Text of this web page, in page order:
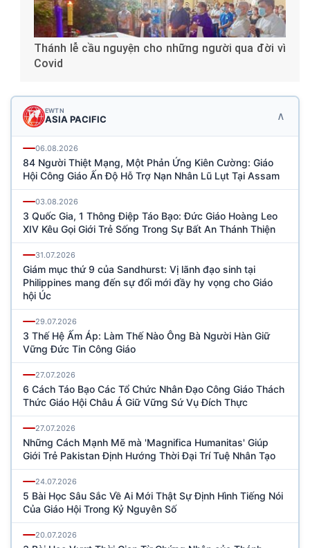
Thánh lễ cầu nguyện cho những người qua đời vì
Covid